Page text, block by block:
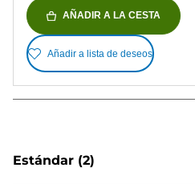
AÑADIR A LA CESTA
Añadir a lista de deseos
Estándar (2)